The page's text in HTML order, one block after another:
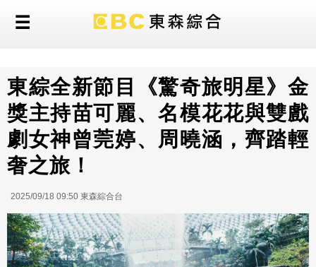
東綜全新節目《驚奇旅明星》金
獎主持苗可麗、名模花花與雙戲
劇女神曾莞婷、周曉涵，齊踏輕
奢之旅！
2025/09/18 09:50 東森綜合台